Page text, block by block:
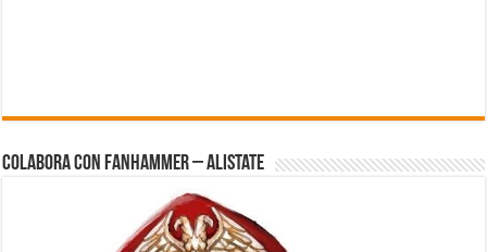
Colabora con FanHammer – Alistate